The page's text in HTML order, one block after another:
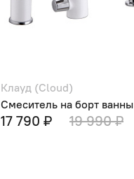
Клауд (Cloud)
Смеситель на борт ванны
17 790 ₽ 19 990 ₽